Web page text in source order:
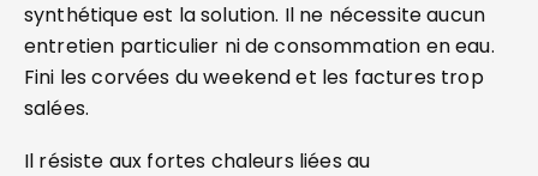
synthétique est la solution. Il ne nécessite aucun
entretien particulier ni de consommation en eau.
Fini les corvées du weekend et les factures trop
salées.
Il résiste aux fortes chaleurs liées au